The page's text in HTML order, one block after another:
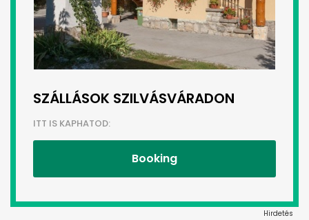
SZÁLLÁSOK SZILVÁSVÁRADON
ITT IS KAPHATOD:
Booking
Hirdetés